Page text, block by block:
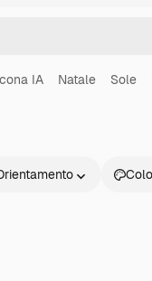
IA Natale Sole